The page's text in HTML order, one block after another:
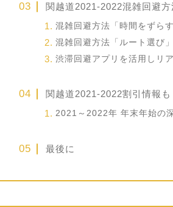
関越道2021-2022混雑回避
混雑回避方法「時間をずら
混雑回避方法「ルート選び
渋滞回避アプリを活用しリ
関越道2021-2022割引情報も
2021～2022年 年末年始の
最後に